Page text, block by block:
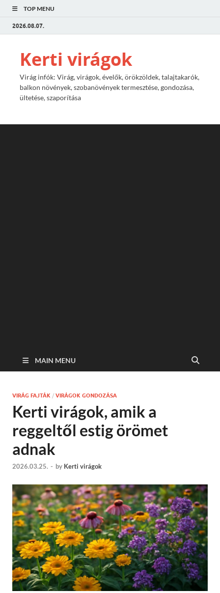
TOP MENU
2026.08.07.
Kerti virágok
Virág infók: Virág, virágok, évelők, örökzöldek, talajtakarók,
balkon növények, szobanövények termesztése, gondozása,
ültetése, szaporítása
MAIN MENU
VIRÁG FAJTÁK / VIRÁGOK GONDOZÁSA
Kerti virágok, amik a
reggeltől estig örömet
adnak
2026.03.25. - by Kerti virágok